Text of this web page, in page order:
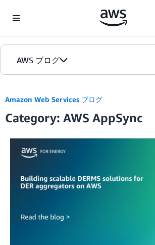
AWS ブログ
カテゴリ
エディション
Amazon Web Services ブログ
Category: AWS AppSync